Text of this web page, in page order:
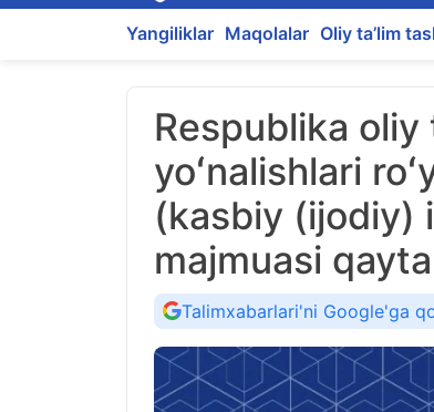
content
Yangiliklar Maqolalar Oliy ta’lim
Respublika oliy
yoʻnalishlari
(kasbiy (ijodiy)
majmuasi
Talimxabarlari'ni Google'ga